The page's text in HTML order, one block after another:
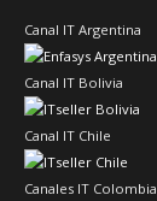
Canal IT Argentina
Canal IT Bolivia
Canal IT Chile
Canales IT Colombia